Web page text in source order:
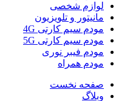
لوازم شخصی
مانیتور و تلویزیون
مودم سیم کارتی 4G
مودم سیم کارتی 5G
مودم فیبر نوری
مودم همراه
صفحه نخست
وبلاگ